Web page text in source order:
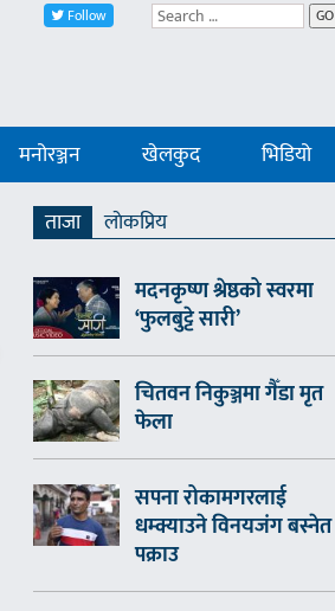
Follow GO
मनोरञ्जन खेलकुद भिडियो
ताजा
लाेकप्रिय
मदनकृष्ण श्रेष्ठको स्वरमा
‘फुलबुट्टे सारी’
चितवन निकुञ्जमा गैँडा मृत
फेला
सपना रोकामगरलाई
धम्क्याउने विनयजंग बस्नेत
पक्राउ